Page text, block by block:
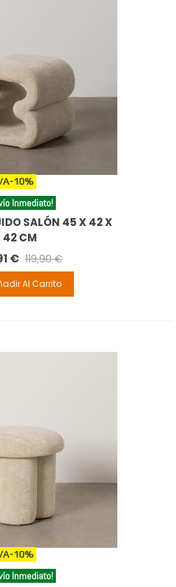
-10%
Inmediato!
SALÓN 45 X 42 X
42 CM
€ 119,90 €
Al Carrito
-10%
Inmediato!